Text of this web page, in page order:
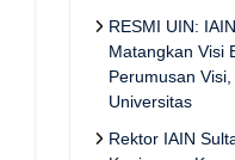
RESMI UIN:
Matangkan Visi
Perumusan
Universitas
Rektor IAIN